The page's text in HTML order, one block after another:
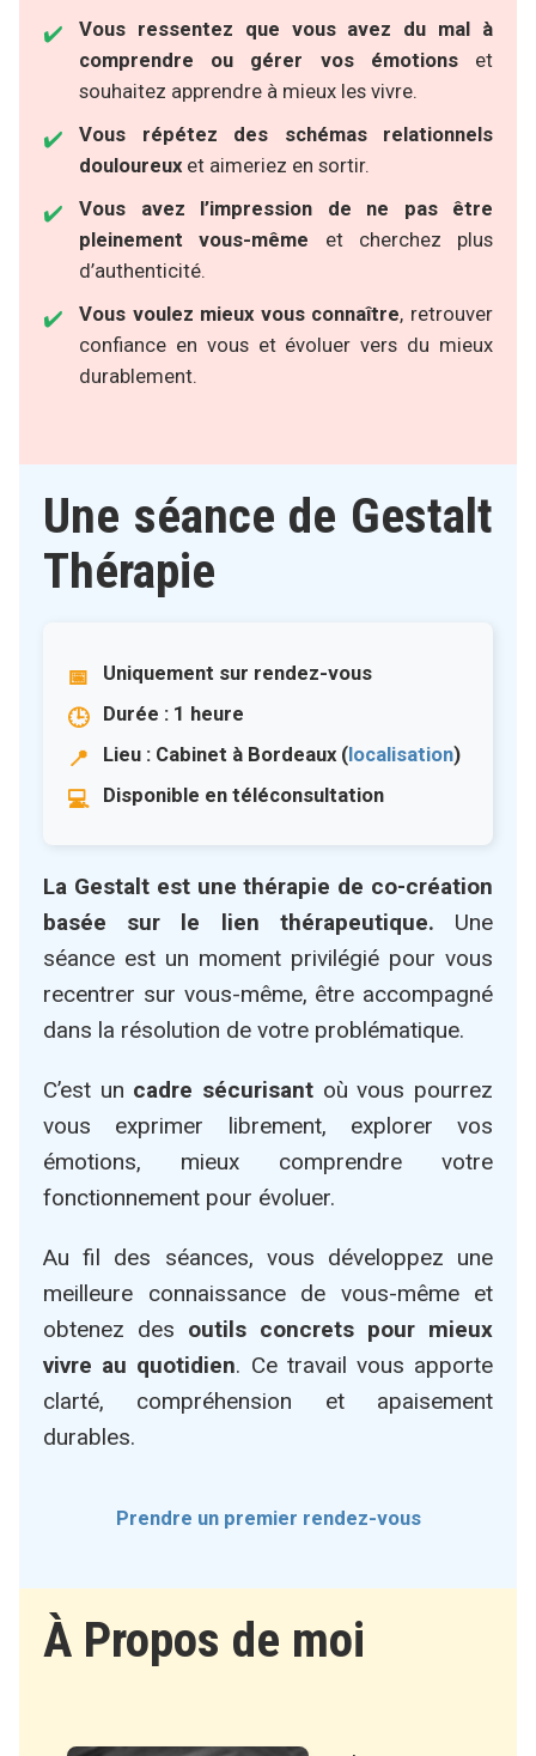
Vous ressentez que vous avez du mal à
comprendre ou gérer vos émotionset
souhaitez apprendre à mieux les vivre.
Vous répétez des schémas relationnels
douloureuxet aimeriez en sortir.
Vous avez l’impression de ne pas être
pleinement vous-même et cherchez plus
d’authenticité.
Vous voulez mieux vous connaître, retrouver
confiance en vous et évoluer vers du mieux
durablement.
Une séance de Gestalt
Thérapie
Uniquement sur rendez-vous
Durée : 1 heure
Lieu : Cabinet à Bordeaux ( localisation)
Disponible en téléconsultation
La Gestalt est une thérapie de co-création
basée sur le lien thérapeutique. Une
séance est un moment privilégié pour vous
recentrer sur vous-même, être accompagné
dans la résolution de votre problématique.
C’est un cadre sécurisant où vous pourrez
vous exprimer librement, explorer vos
émotions, mieux comprendre votre
fonctionnement pour évoluer.
Au fil des séances, vous développez une
meilleure connaissance de vous-même et
obtenez des outils concrets pour mieux
vivre au quotidien. Ce travail vous apporte
clarté, compréhension et apaisement
durables.
Prendre un premier rendez-vous
À Propos de moi